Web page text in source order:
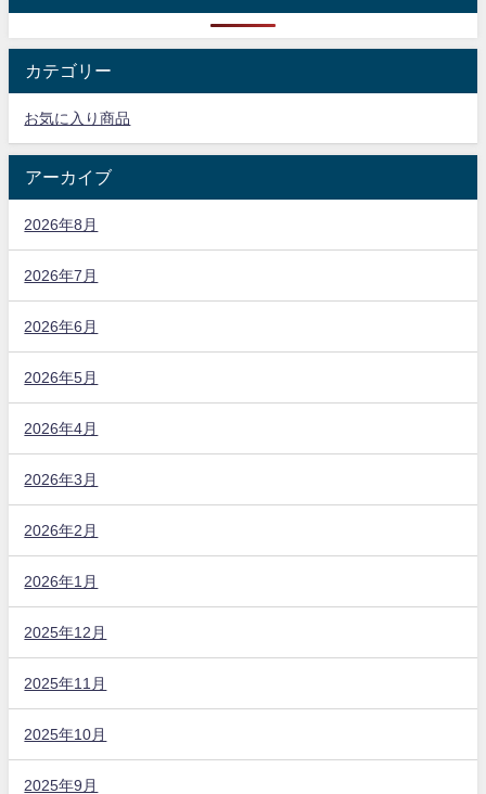
カテゴリー
お気に入り商品
アーカイブ
2026年8月
2026年7月
2026年6月
2026年5月
2026年4月
2026年3月
2026年2月
2026年1月
2025年12月
2025年11月
2025年10月
2025年9月